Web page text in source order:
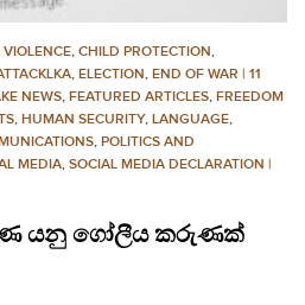
, CHILD PROTECTION,
, ELECTION, END OF WAR | 11
NEWS, FEATURED ARTICLES, FREEDOM
, HUMAN SECURITY, LANGUAGE,
, POLITICS AND
MEDIA, SOCIAL MEDIA DECLARATION |
යනු ගෝලීය කරුණක්